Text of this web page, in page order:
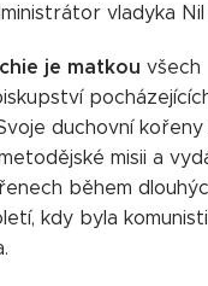
vladyka Nil
je matkou všech
duchovní
misii a
během
kdy byla